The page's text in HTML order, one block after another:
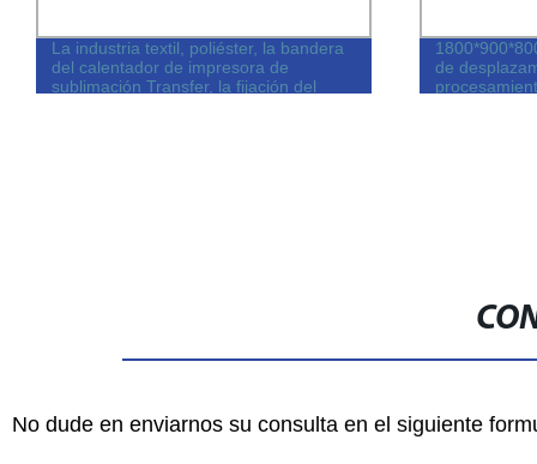
La industria textil, poliéster, la bandera
del calentador de impresora de
sublimación Transfer, la fijación del
de
No dude en enviarnos su consulta en el siguiente